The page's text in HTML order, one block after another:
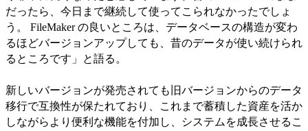
だったら、今日まで継続して使ってこられなかったでしょ
う。 FileMaker の良いところは、データベースの構造が変わ
るほどバージョンアップしても、昔のデータが使い続けられ
るところです」と語る。
新しいバージョンが発売されても旧バージョンからのデータ
移行で互換性が保たれており、これまで蓄積した資産を活か
しながらより便利な機能を付加し、システムを成長させるこ